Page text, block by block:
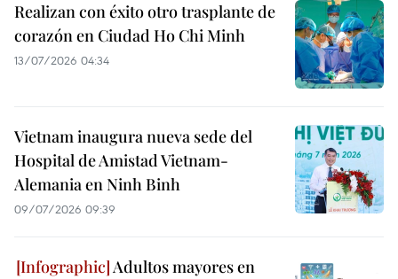
Realizan con éxito otro trasplante de
corazón en Ciudad Ho Chi Minh
13/07/2026 04:34
Vietnam inaugura nueva sede del
Hospital de Amistad Vietnam-
Alemania en Ninh Binh
09/07/2026 09:39
Adultos mayores en